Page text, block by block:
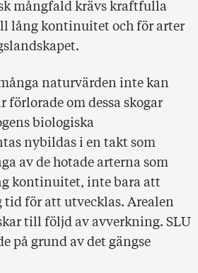
mångfald krävs kraftfulla
lång kontinuitet och för arter
naturvärden inte kan
förlorade om dessa skogar
biologiska
nybildas i en takt som
av de hotade arterna som
kontinuitet, inte bara att
tid för att utvecklas. Arealen
till följd av avverkning. SLU
på grund av det gängse